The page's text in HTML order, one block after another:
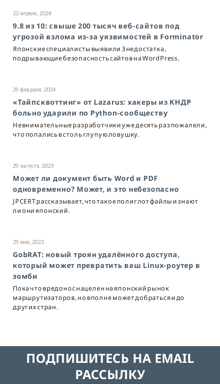
22 апреля, 2024
9.8 из 10: свыше 200 тысяч веб-сайтов под
угрозой взлома из-за уязвимостей в Forminator
Японские специалисты выявили 3 недостатка,
подрывающие безопасность сайтов на WordPress.
29 февраля, 2024
«Тайпсквоттинг» от Lazarus: хакеры из КНДР
больно ударили по Python-сообществу
Невнимательные разработчики уже десять раз пожалели,
что попались в столь глупую ловушку.
29 августа, 2023
Может ли документ быть Word и PDF
одновременно? Может, и это небезопасно
JPCERT рассказывает, что такое полиглот файлы и знают
ли они японский.
29 мая, 2023
GobRAT: новый троян удалённого доступа,
который может превратить ваш Linux-роутер в
зомби
Пока что вредонос нацелен на японский рынок
маршрутизаторов, но вполне может добраться и до
других стран.
ПОДПИШИТЕСЬ НА EMAIL
РАССЫЛКУ